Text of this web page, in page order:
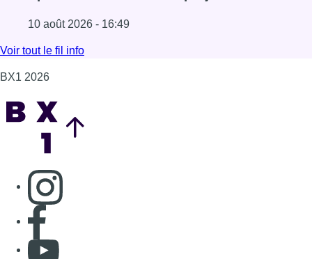
10 août 2026 - 16:49
Lire l'article Réaménagement du plateau du Heysel :
Voir tout le fil info
BX1 2026
Consulter page Instagram
Consulter page Facebook
Consulter Youtube